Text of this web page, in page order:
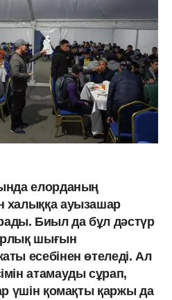
елорданың
халыққа ауызашар
Биыл да бұл дәстүр
шығын
есебінен өтеледі. Ал
атамауды сұрап,
үшін қомақты қаржы да